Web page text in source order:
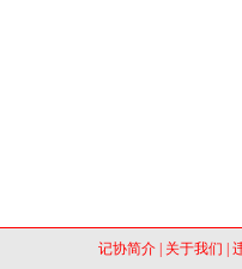
记协简介 关于我们